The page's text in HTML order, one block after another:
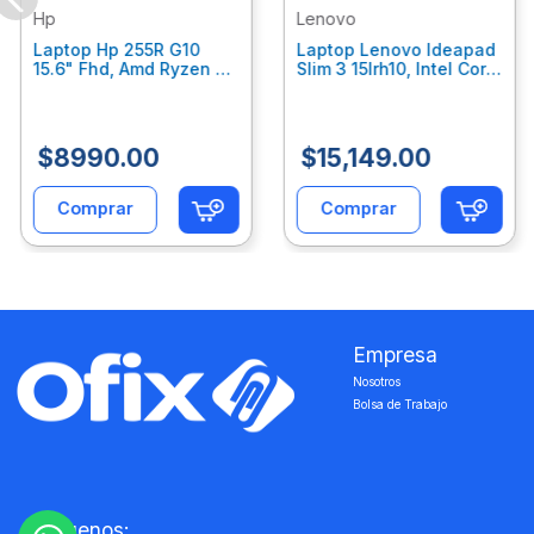
Hp
Laptop Hp 255R G10
15.6" Fhd, Amd Ryzen 5
Plata C7Gn5At
$8990.00
Comprar
Lenovo
Laptop Lenovo Ideapad
Slim 3 15Irh10, Intel Core
$15,149.00
Comprar
Empresa
Nosotros
Bolsa de Trabajo